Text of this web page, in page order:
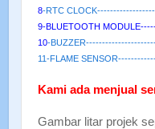
8-RTC
9-BLUETOOTH
10-
11-FLAME
Kami ada menjual
Gambar litar projek